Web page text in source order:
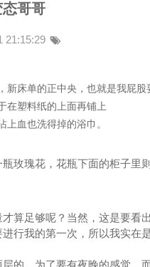
哥哥
21:15:29
新床单的正中央，也就是我屁股
在塑料纸的上面再铺上
上血也洗得掉的浴巾。
玫瑰花，花瓶下面的柜子里
算足够呢？当然，这是要看
行我的第一次，所以我实在
的，为了要有夜晚的感觉，